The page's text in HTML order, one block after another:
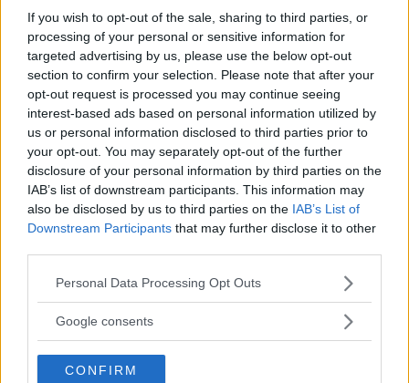
If you wish to opt-out of the sale, sharing to third parties, or
processing of your personal or sensitive information for
targeted advertising by us, please use the below opt-out
section to confirm your selection. Please note that after your
opt-out request is processed you may continue seeing
interest-based ads based on personal information utilized by
us or personal information disclosed to third parties prior to
your opt-out. You may separately opt-out of the further
disclosure of your personal information by third parties on the
IAB’s list of downstream participants. This information may
also be disclosed by us to third parties on the IAB’s List of
Downstream Participants that may further disclose it to other
Please note that this website/app uses one or more Google
not limited to your visit or usage behaviour. You may click to
use your data for below specified purposes in below Google
consent section.
Personal Data Processing Opt Outs
Google consents
CONFIRM
Corsi di Lingua per bambini
Laboratori creativi per bambini
Asili Nido